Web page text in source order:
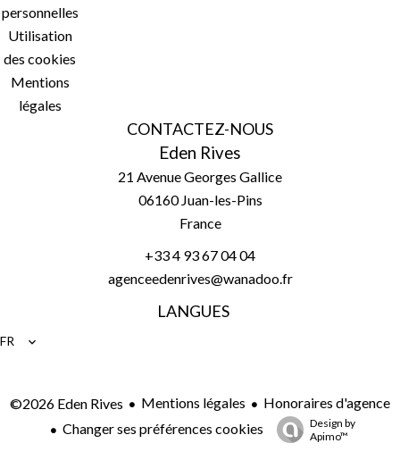
personnelles
Utilisation
des cookies
Mentions
légales
CONTACTEZ-NOUS
Eden Rives
21 Avenue Georges Gallice
06160Juan-les-Pins
France
+33 4 93 67 04 04
agenceedenrives@wanadoo.fr
LANGUES
FR
©2026 Eden Rives Mentions légales
Honoraires d'agence
Changer ses préférences cookies
Design by
Apimo™